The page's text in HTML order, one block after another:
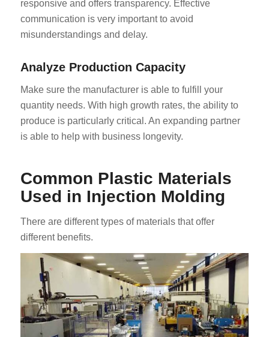
responsive and offers transparency. Effective
communication is very important to avoid
misunderstandings and delay.
Analyze Production Capacity
Make sure the manufacturer is able to fulfill your
quantity needs. With high growth rates, the ability to
produce is particularly critical. An expanding partner
is able to help with business longevity.
Common Plastic Materials
Used in Injection Molding
There are different types of materials that offer
different benefits.